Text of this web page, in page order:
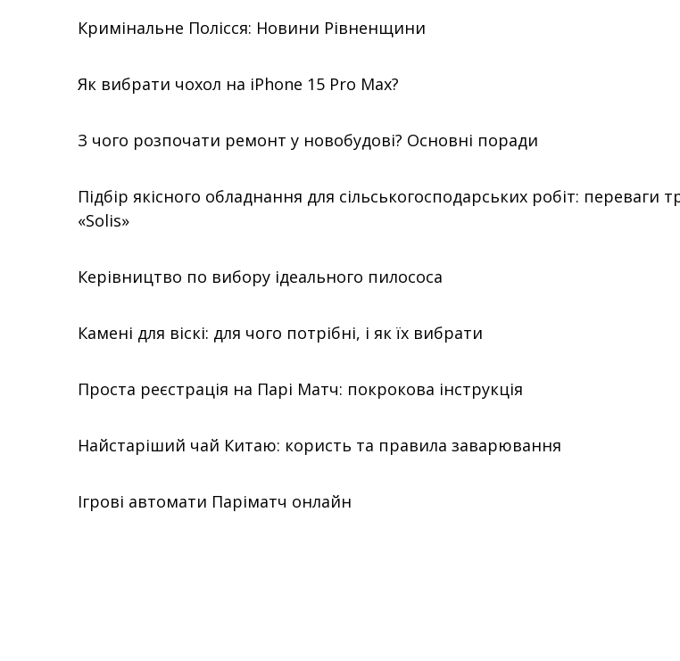
Кримінальне Полісся: Новини Рівненщини
Як вибрати чохол на iPhone 15 Pro Max?
З чого розпочати ремонт у новобудові? Основні поради
Підбір якісного обладнання для сільськогосподарських робіт: переваги
«Solis»
Керівництво по вибору ідеального пилососа
Камені для віскі: для чого потрібні, і як їх вибрати
Проста реєстрація на Парі Матч: покрокова інструкція
Найстаріший чай Китаю: користь та правила заварювання
Ігрові автомати Паріматч онлайн